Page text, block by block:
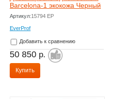
Barcelona-1 экокожа Черный
Артикул:15794 EP
EverProf
Добавить к сравнению
50 850 р.
Купить